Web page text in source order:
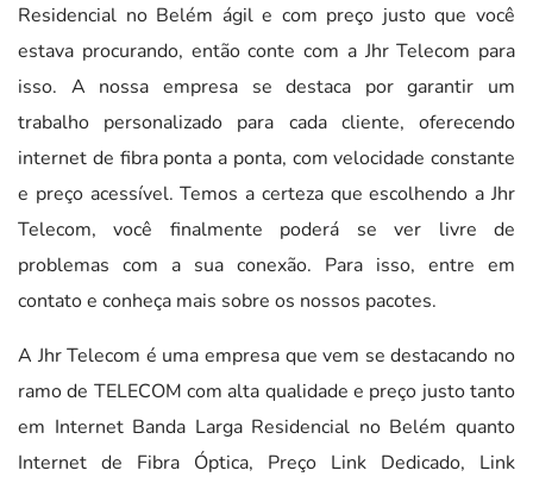
Residencial no Belém ágil e com preço justo que você
estava procurando, então conte com a Jhr Telecom para
isso. A nossa empresa se destaca por garantir um
trabalho personalizado para cada cliente, oferecendo
internet de fibra ponta a ponta, com velocidade constante
e preço acessível. Temos a certeza que escolhendo a Jhr
Telecom, você finalmente poderá se ver livre de
problemas com a sua conexão. Para isso, entre em
contato e conheça mais sobre os nossos pacotes.
A Jhr Telecom é uma empresa que vem se destacando no
ramo de TELECOM com alta qualidade e preço justo tanto
em Internet Banda Larga Residencial no Belém quanto
Internet de Fibra Óptica, Preço Link Dedicado, Link